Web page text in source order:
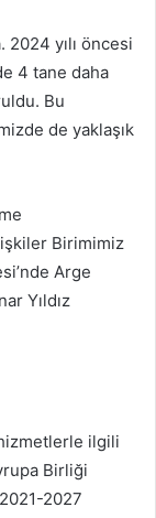
2024 yılı öncesi
4 tane daha
Bu
de yaklaşık
Birimimiz
Arge
Yıldız
ilgili
Birliği
2027